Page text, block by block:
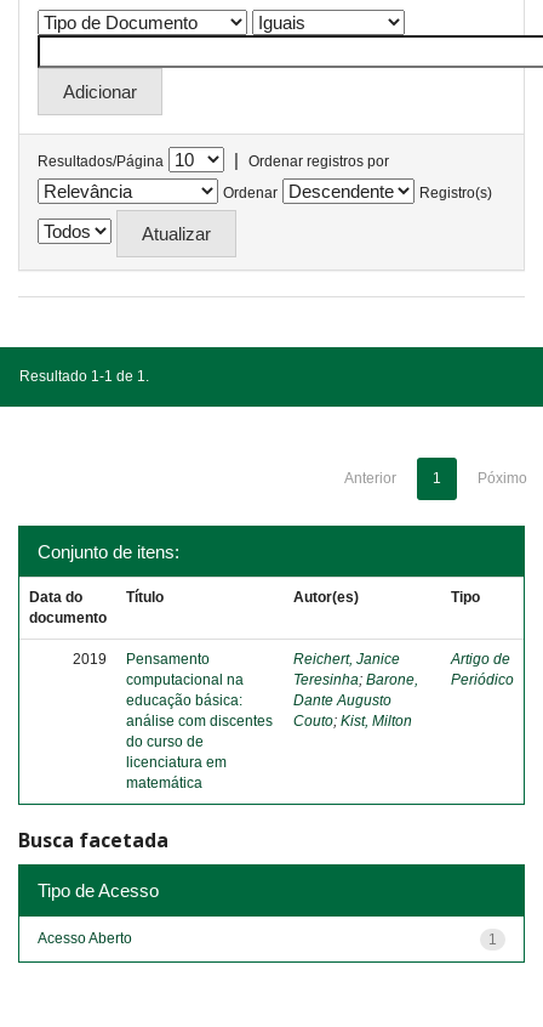
Resultados/Página |
Ordenar registros por
Ordenar
Registro(s)
Resultado 1-1 de 1.
Anterior 1 Póximo
Conjunto de itens:
Data do
documento
Título Autor(es) Tipo
2019
Pensamento
computacional na
educação básica:
análise com discentes
do curso de
licenciatura em
matemática
Reichert, Janice
Teresinha; Barone,
Dante Augusto
Couto; Kist, Milton
Artigo de
Periódico
Busca facetada
Tipo de Acesso
1
Acesso Aberto